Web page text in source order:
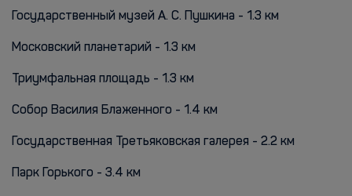
Государственный музей А. С. Пушкина - 1.3 км
Московский планетарий - 1.3 км
Триумфальная площадь - 1.3 км
Собор Василия Блаженного - 1.4 км
Государственная Третьяковская галерея - 2.2 км
Парк Горького - 3.4 км